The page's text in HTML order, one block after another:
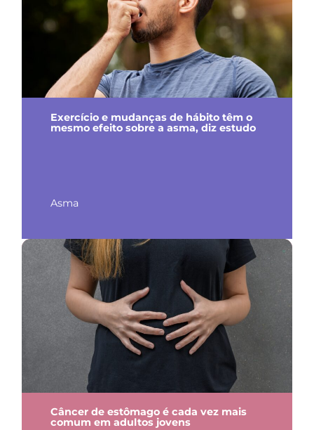
Exercício e mudanças de hábito têm o
mesmo efeito sobre a asma, diz estudo
Asma
Câncer de estômago é cada vez mais
comum em adultos jovens